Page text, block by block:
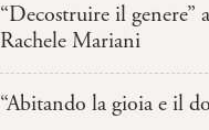
“Decostruire il
Rachele Mariani
“Abitando la gioia e il